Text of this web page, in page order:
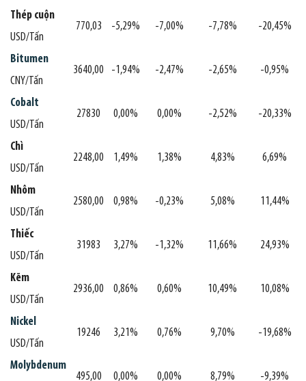
Thép cuộn
USD/Tấn
770,03 -5,29% -7,00% -7,78% -20,45%
Bitumen
CNY/Tấn
3640,00 -1,94% -2,47% -2,65% -0,95%
Cobalt
USD/Tấn
27830 0,00% 0,00% -2,52% -20,33%
Chì
USD/Tấn
2248,00 1,49% 1,38% 4,83% 6,69%
Nhôm
USD/Tấn
2580,00 0,98% -0,23% 5,08% 11,44%
Thiếc
USD/Tấn
31983 3,27% -1,32% 11,66% 24,93%
Kẽm
USD/Tấn
2936,00 0,86% 0,60% 10,49% 10,08%
Nickel
USD/Tấn
19246 3,21% 0,76% 9,70% -19,68%
Molybdenum
495,00
0,00% 0,00% 8,79% -9,39%